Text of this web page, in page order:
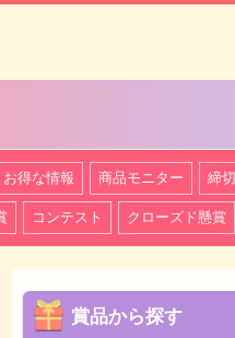
お得な情報 商品モニター 締
コンテスト クローズド懸賞
賞品から探す